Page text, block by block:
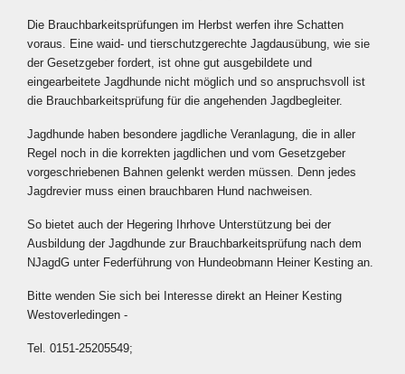
Die Brauchbarkeitsprüfungen im Herbst werfen ihre Schatten
voraus. Eine waid- und tierschutzgerechte Jagdausübung, wie sie
der Gesetzgeber fordert, ist ohne gut ausgebildete und
eingearbeitete Jagdhunde nicht möglich und so anspruchsvoll ist
die Brauchbarkeitsprüfung für die angehenden Jagdbegleiter.
Jagdhunde haben besondere jagdliche Veranlagung, die in aller
Regel noch in die korrekten jagdlichen und vom Gesetzgeber
vorgeschriebenen Bahnen gelenkt werden müssen. Denn jedes
Jagdrevier muss einen brauchbaren Hund nachweisen.
So bietet auch der Hegering Ihrhove Unterstützung bei der
Ausbildung der Jagdhunde zur Brauchbarkeitsprüfung nach dem
NJagdG unter Federführung von Hundeobmann Heiner Kesting an.
Bitte wenden Sie sich bei Interesse direkt an Heiner Kesting
Westoverledingen -
Tel. 0151-25205549;